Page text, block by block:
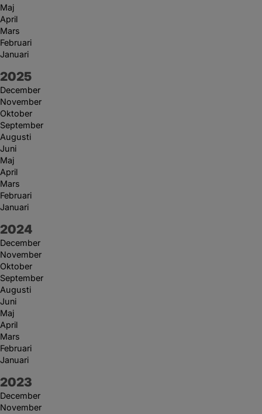
Maj
April
Mars
Februari
Januari
År:
2025
December
November
Oktober
September
Augusti
Juni
Maj
April
Mars
Februari
Januari
År:
2024
December
November
Oktober
September
Augusti
Juni
Maj
April
Mars
Februari
Januari
År:
2023
December
November